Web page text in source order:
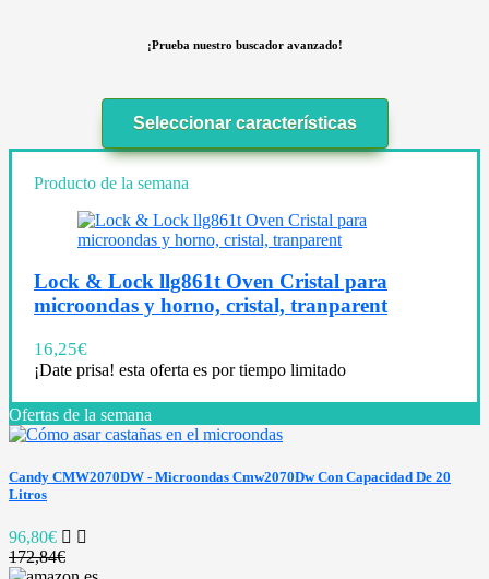
¡Prueba nuestro buscador avanzado!
Seleccionar características
Producto de la semana
Lock & Lock llg861t Oven Cristal para
microondas y horno, cristal, tranparent
16,25€
¡Date prisa! esta oferta es por tiempo limitado
Ofertas de la semana
Candy CMW2070DW - Microondas Cmw2070Dw Con Capacidad De 20
Litros
96,80€
172,84€